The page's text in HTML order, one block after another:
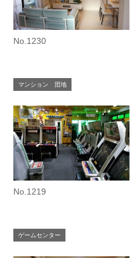
No.1230
マンション 団地
No.1219
ゲームセンター